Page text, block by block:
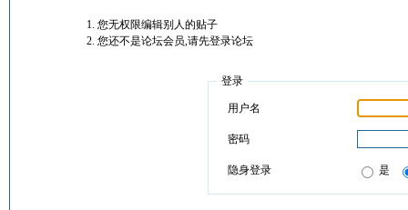
您无权限编辑别人的贴子
您还不是论坛会员,请先登录论坛
登录
用户名
密码
隐身登录 是